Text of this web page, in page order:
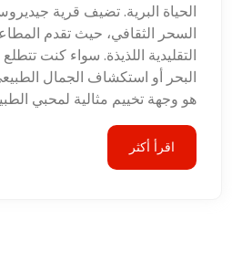
الحياة البرية. تضيف قرية
السحر الثقافي، حيث تقدم
التقليدية اللذيذة. سواء كنت
البحر أو استكشاف الجمال
هو وجهة تخييم مثالية لمحبي
اقرأ أكثر